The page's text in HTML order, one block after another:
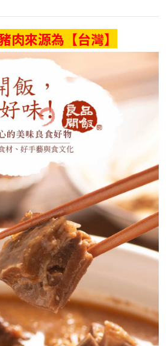
肉來源為【台灣】